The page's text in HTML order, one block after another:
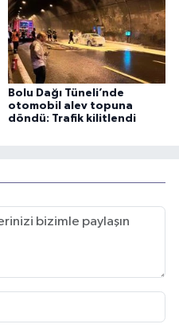
Bolu Dağı Tüneli’nde
otomobil alev topuna
döndü: Trafik kilitlendi